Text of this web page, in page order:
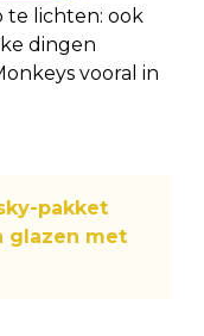
te lichten: ook
dingen
vooral in
pakket
glazen met